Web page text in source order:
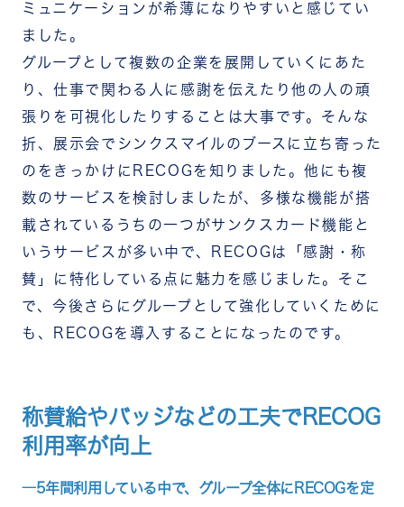
ミュニケーションが希薄になりやすいと感じてい
ました。
グループとして複数の企業を展開していくにあた
り、仕事で関わる人に感謝を伝えたり他の人の頑
張りを可視化したりすることは大事です。そんな
折、展示会でシンクスマイルのブースに立ち寄った
のをきっかけにRECOGを知りました。他にも複
数のサービスを検討しましたが、多様な機能が搭
載されているうちの一つがサンクスカード機能と
いうサービスが多い中で、RECOGは「感謝・称
賛」に特化している点に魅力を感じました。そこ
で、今後さらにグループとして強化していくために
も、RECOGを導入することになったのです。
称賛給やバッジなどの工夫でRECOG
利用率が向上
―5年間利用している中で、グループ全体にRECOGを定